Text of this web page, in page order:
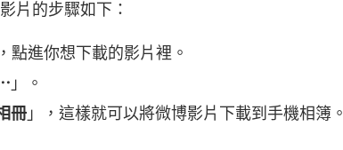
片的步驟如下：
點進你想下載的影片裡。
」。
冊 」，這樣就可以將微博影片下載到手機相簿。